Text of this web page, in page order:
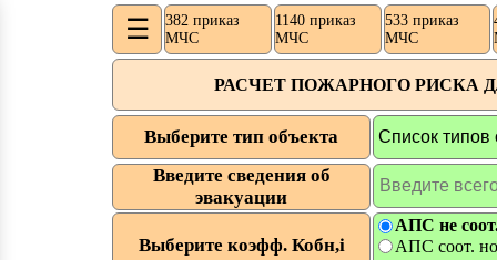
☰
382 приказ
МЧС
1140 приказ
МЧС
533 приказ
МЧС
РАСЧЕТ ПОЖАРНОГО РИСКА ДЛЯ
Выберите тип объекта
Введите сведения об
эвакуации
Выберите коэфф. Кобн,i
АПC не
АПC соот.